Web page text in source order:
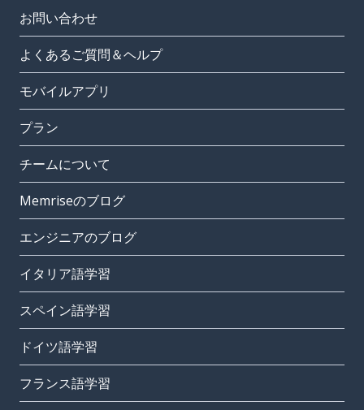
お問い合わせ
よくあるご質問＆ヘルプ
モバイルアプリ
プラン
チームについて
Memriseのブログ
エンジニアのブログ
イタリア語学習
スペイン語学習
ドイツ語学習
フランス語学習